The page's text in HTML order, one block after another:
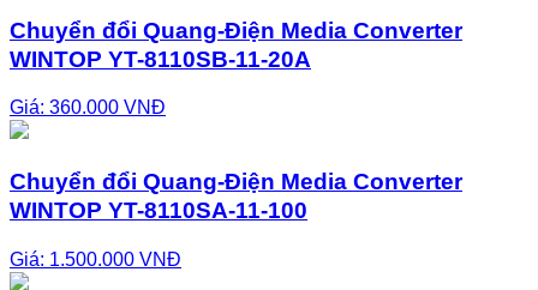
Chuyển đổi Quang-Điện Media Converter
WINTOP YT-8110SB-11-20A
Giá: 360.000 VNĐ
Chuyển đổi Quang-Điện Media Converter
WINTOP YT-8110SA-11-100
Giá: 1.500.000 VNĐ